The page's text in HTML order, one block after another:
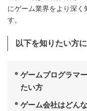
にゲーム業界をより深く
す。
以下を知りたい方
ゲームプログラマ
たい方
ゲーム会社はどん